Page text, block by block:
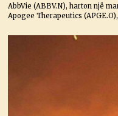
AbbVie (ABBV.N), harton një
Apogee Therapeutics (APGE.O),